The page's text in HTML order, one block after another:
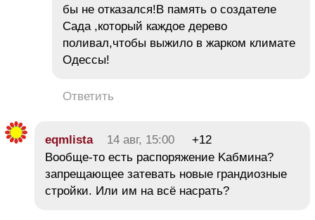
бы не отказался!В память о создателе
Сада ,который каждое дерево
поливал,чтобы выжило в жарком климате
Одессы!
Ответить
eqmlista 14 авг, 15:00
+12
Вообще-то есть распоряжение Kабмина?
запрещающее затевать новые грандиозные
стройки. Или им на всё нacpaть?